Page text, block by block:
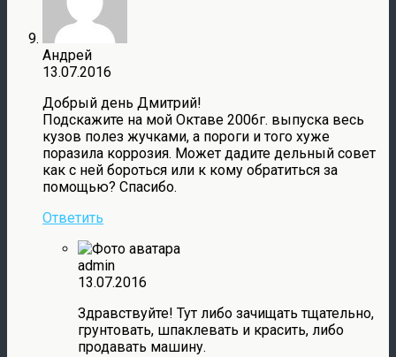
Андрей
13.07.2016
Добрый день Дмитрий!
Подскажите на мой Октаве 2006г. выпуска весь
кузов полез жучками, а пороги и того хуже
поразила коррозия. Может дадите дельный совет
как с ней бороться или к кому обратиться за
помощью? Спасибо.
Ответить
admin
13.07.2016
Здравствуйте! Тут либо зачищать тщательно,
грунтовать, шпаклевать и красить, либо
продавать машину.